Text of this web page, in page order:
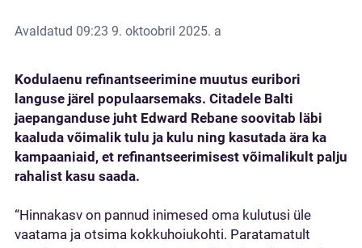
Avaldatud 09:23 9. oktoobril 2025. a
Kodulaenu refinantseerimine muutus euribori
languse järel populaarsemaks. Citadele Balti
jaepanganduse juht Edward Rebane soovitab läbi
kaaluda võimalik tulu ja kulu ning kasutada ära ka
kampaaniaid , et refinantseerimisest võimalikult palju
rahalist kasu saada.
“Hinnakasv on pannud inimesed oma kulutusi üle
vaatama ja otsima kokkuhoiukohti. Paratamatult